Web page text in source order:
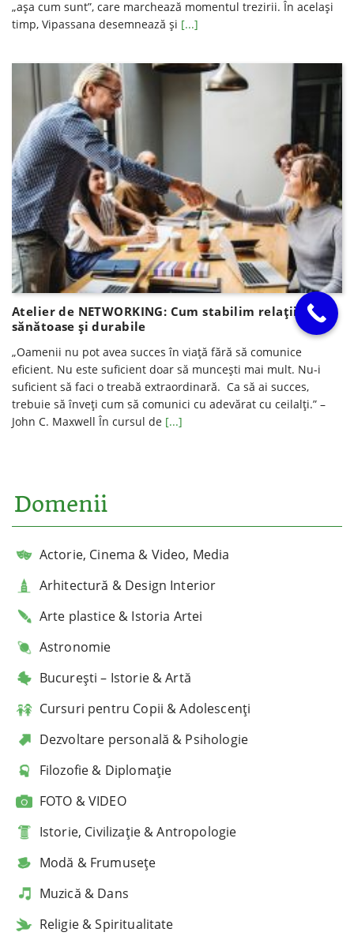
„așa cum sunt”, care marchează momentul trezirii. În același
timp, Vipassana desemnează și [...]
Atelier de NETWORKING: Cum stabilim relaţii
sănătoase şi durabile
„Oamenii nu pot avea succes în viață fără să comunice
eficient. Nu este suficient doar să muncești mai mult. Nu-i
suficient să faci o treabă extraordinară. Ca să ai succes,
trebuie să înveți cum să comunici cu adevărat cu ceilalți.” –
John C. Maxwell În cursul de [...]
Domenii
Actorie, Cinema & Video, Media
Arhitectură & Design Interior
Arte plastice & Istoria Artei
Astronomie
București – Istorie & Artă
Cursuri pentru Copii & Adolescenți
Dezvoltare personală & Psihologie
Filozofie & Diplomație
FOTO & VIDEO
Istorie, Civilizație & Antropologie
Modă & Frumusețe
Muzică & Dans
Religie & Spiritualitate